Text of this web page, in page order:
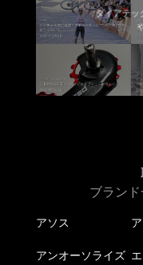
ダイアテッ
ブランド
アソス
アンオーソライズ